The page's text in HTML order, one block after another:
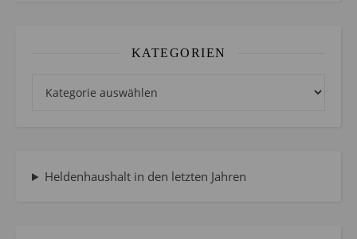
KATEGORIEN
Heldenhaushalt in den letzten Jahren